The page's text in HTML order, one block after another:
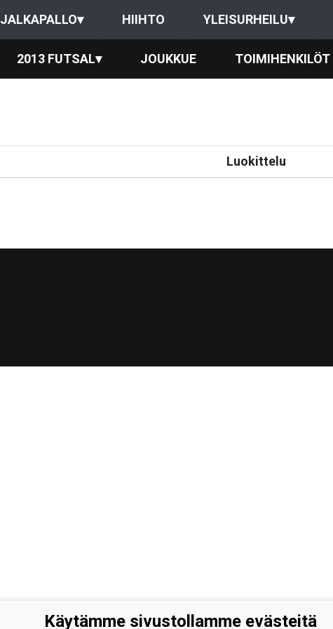
JALKAPALLO▾ HIIHTO YLEISURHEILU▾
2013 FUTSAL▾ JOUKKUE TOIMIHENKILÖT
Luokittelu
Käytämme sivustollamme evästeitä